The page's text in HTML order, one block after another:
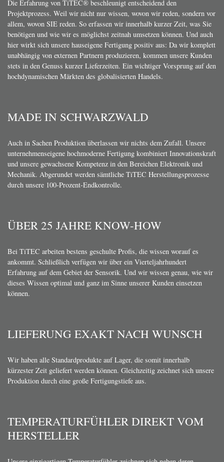
Die Erfahrung von TiTEC® beschleunigt entscheidend den
Projektprozess. Weil wir nicht nur wissen, wovon wir reden, sondern vor
allem, wovon SIE reden. So erfassen wir innerhalb kurzer Zeit, was Sie
benötigen und wie wir es möglichst zeitnah umsetzen können. Und auch
hier wirkt sich unsere hauseigene Fertigung positiv aus: Da wir komplett
unabhängig von externen Partnern produzieren, kommen unsere Kunden
stets in den Genuss kurzer Lieferzeiten. Ein wichtiger Vorsprung auf den
hochdynamischen Märkten des globalisierten Handels.
MADE IN SCHWARZWALD
Auch in Sachen Produktion überlassen wir nichts dem Zufall. Unsere
unternehmenseigene hochmoderne Fertigung kombiniert Innovationskraft
und unsere gewachsene Kompetenz in den Bereichen Elektronik und
Mechanik. Abgerundet werden sämtliche TiTEC Herstellungsprozesse
durch unsere 100-Prozent-Endkontrolle.
ÜBER 25 JAHRE KNOW-HOW
Bei TiTEC arbeiten bestens geschulte Profis, die wissen worauf es
ankommt. Schließlich verfügen wir über ein Vierteljahrhundert
Erfahrung auf dem Gebiet der Sensorik. Und wir wissen genau, wie wir
dieses Wissen optimal und ganz im Sinne unserer Kunden einsetzen
können.
LIEFERUNG EXAKT NACH WUNSCH
Wir haben alle Standardprodukte auf Lager, die somit innerhalb
kürzester Zeit geliefert werden können. Gleichzeitig zeichnet sich unsere
Produktion durch eine große Fertigungstiefe aus.
TEMPERATURFÜHLER DIREKT VOM
HERSTELLER